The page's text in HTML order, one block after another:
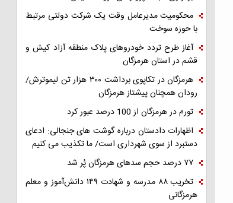
محکومیت مدیرعامل وقت یک شرکت دولتی مرتبط
با حوزه سوخت
آغاز طرح تردد خودروهای پلاک منطقه آزاد کیش و
قشم در استان هرمزگان
هرمزگان در تکاپوی برداشت ۳۰۰ هزار تن لیموترش/
رودان همچنان پیشتاز هرمزگان
تورم در هرمزگان از 100 درصد عبور کرد
اظهارات دادستان درباره گوشت های جنجالی: ادعای
دستبرد از سوی شهرداری است/ ما تکذیب می کنیم
۷۷ درصد حجم سدهای هرمزگان پُر شد
تخریب ۸۸ مدرسه و شهادت ۱۴۹ دانش‌آموز و معلم
هرمزگانی